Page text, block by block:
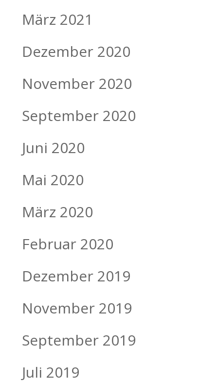
März 2021
Dezember 2020
November 2020
September 2020
Juni 2020
Mai 2020
März 2020
Februar 2020
Dezember 2019
November 2019
September 2019
Juli 2019